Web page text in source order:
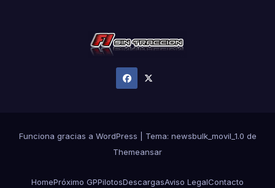
Funciona gracias a WordPress Tema: newsbulk_movil_1.0 de
Themeansar
HomePróximo GPPilotosDescargasAviso LegalContacto